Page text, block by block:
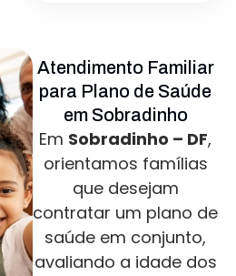
Atendimento Familiar
para Plano de Saúde
em Sobradinho
Em Sobradinho – DF,
orientamos famílias
que desejam
contratar um plano de
saúde em conjunto,
avaliando a idade dos